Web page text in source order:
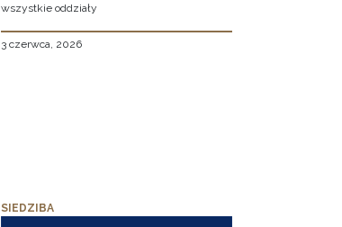
wszystkie oddziały
3 czerwca, 2026
SIEDZIBA